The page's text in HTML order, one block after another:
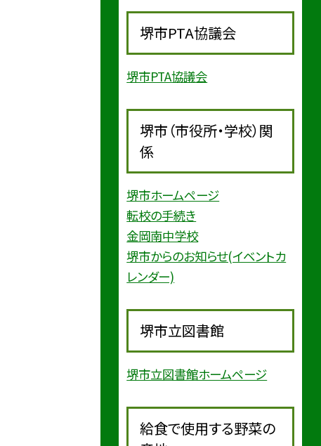
堺市PTA協議会
堺市PTA協議会
堺市（市役所・学校）関
係
堺市ホームページ
転校の手続き
金岡南中学校
堺市からのお知らせ(イベントカ
レンダー)
堺市立図書館
堺市立図書館ホームページ
給食で使用する野菜の